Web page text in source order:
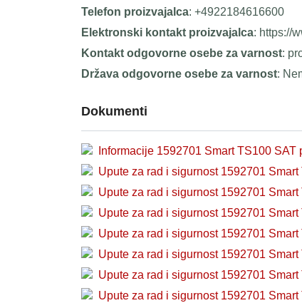
Telefon proizvajalca: +4922184616600
Elektronski kontakt proizvajalca: https://
Kontakt odgovorne osebe za varnost:
Država odgovorne osebe za varnost:
Dokumenti
Informacije 1592701 Smart TS100 SAT
Upute za rad i sigurnost 1592701
Upute za rad i sigurnost 1592701
Upute za rad i sigurnost 1592701
Upute za rad i sigurnost 1592701
Upute za rad i sigurnost 1592701
Upute za rad i sigurnost 1592701
Upute za rad i sigurnost 1592701